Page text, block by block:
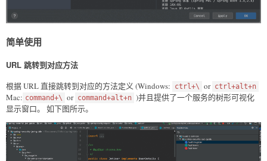
简单使用
URL 跳转到对应方法
根据 URL 直接跳转到对应的方法定义 (Windows: ctrl+\ or ctrl+alt+n
Mac: command+\ or command+alt+n )并且提供了一个服务的树形可视化
显示窗口。 如下图所示。